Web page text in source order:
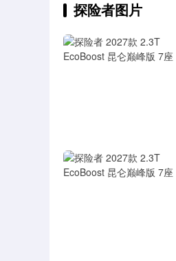
探险者图片